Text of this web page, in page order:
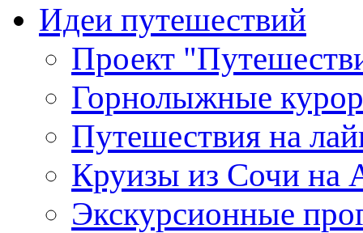
Идеи путешествий
Проект
Горнолыжные
Путешествия на
Круизы из Сочи на
Экскурсионные